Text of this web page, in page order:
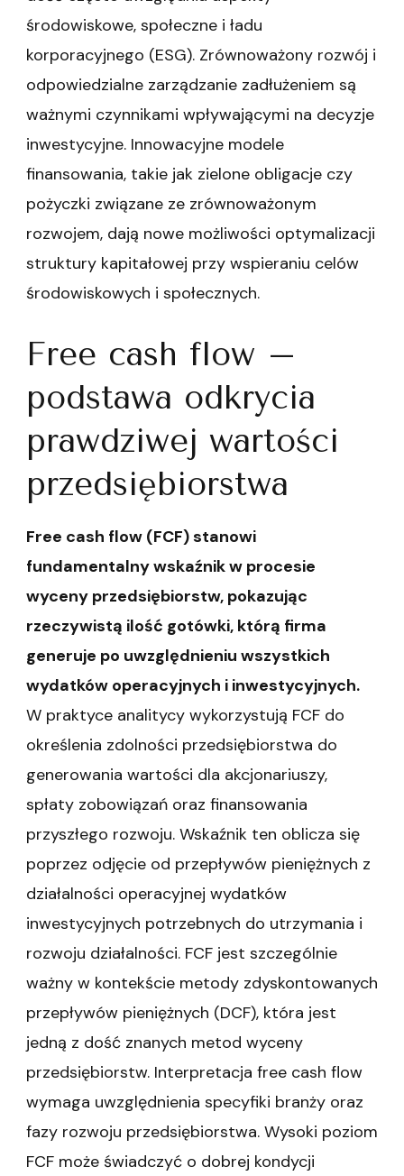
środowiskowe, społeczne i ładu
korporacyjnego (ESG). Zrównoważony rozwój i
odpowiedzialne zarządzanie zadłużeniem są
ważnymi czynnikami wpływającymi na decyzje
inwestycyjne. Innowacyjne modele
finansowania, takie jak zielone obligacje czy
pożyczki związane ze zrównoważonym
rozwojem, dają nowe możliwości optymalizacji
struktury kapitałowej przy wspieraniu celów
środowiskowych i społecznych.
Free cash flow –
podstawa odkrycia
prawdziwej wartości
przedsiębiorstwa
Free cash flow (FCF) stanowi
fundamentalny wskaźnik w procesie
wyceny przedsiębiorstw, pokazując
rzeczywistą ilość gotówki, którą firma
generuje po uwzględnieniu wszystkich
wydatków operacyjnych i inwestycyjnych.
W praktyce analitycy wykorzystują FCF do
określenia zdolności przedsiębiorstwa do
generowania wartości dla akcjonariuszy,
spłaty zobowiązań oraz finansowania
przyszłego rozwoju. Wskaźnik ten oblicza się
poprzez odjęcie od przepływów pieniężnych z
działalności operacyjnej wydatków
inwestycyjnych potrzebnych do utrzymania i
rozwoju działalności. FCF jest szczególnie
ważny w kontekście metody zdyskontowanych
przepływów pieniężnych (DCF), która jest
jedną z dość znanych metod wyceny
przedsiębiorstw. Interpretacja free cash flow
wymaga uwzględnienia specyfiki branży oraz
fazy rozwoju przedsiębiorstwa. Wysoki poziom
FCF może świadczyć o dobrej kondycji